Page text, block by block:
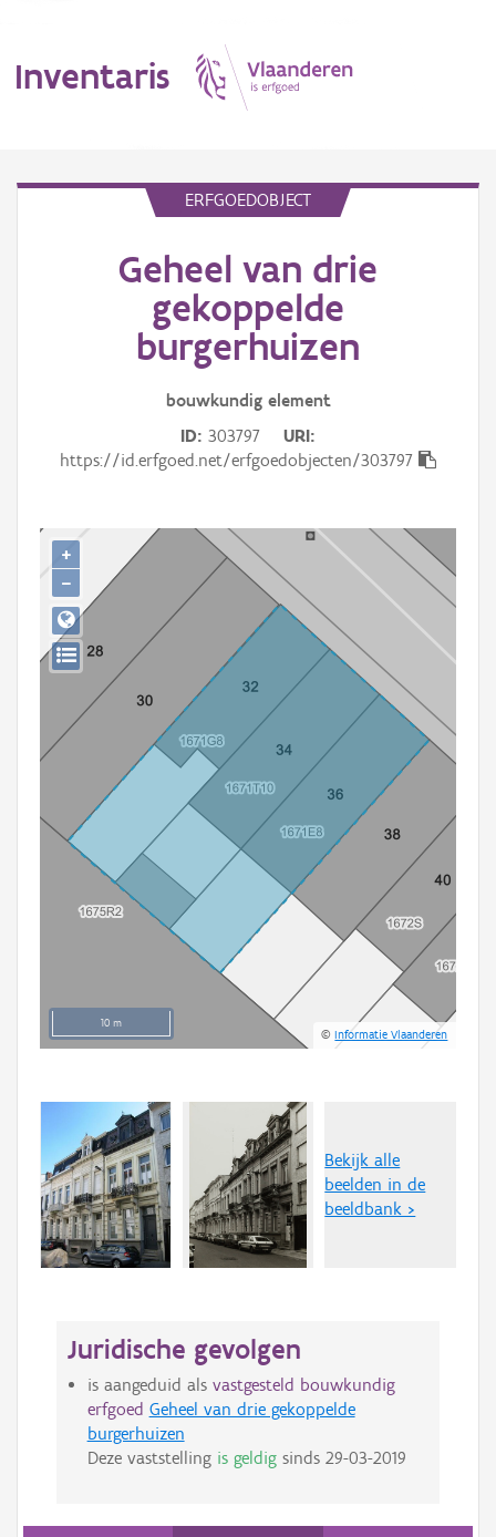
Inventaris
Gebeurtenis
Downloads
Hergebruik
Aanmelden
ERFGOEDOBJECT
Geheel van drie
gekoppelde
burgerhuizen
bouwkundig element
ID 303797
URI
https://id.erfgoed.net/erfgoedobjecten/303797
10 m
©Informatie Vlaanderen
+
−
Bekijk alle
beelden in de
beeldbank >
Juridische gevolgen
is aangeduid als vastgesteld bouwkundig
erfgoed Geheel van drie gekoppelde
burgerhuizen
Deze vaststelling is geldigsinds 29-03-2019